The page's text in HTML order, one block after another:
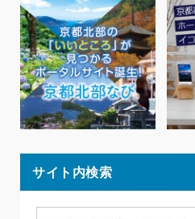
サイト内検索